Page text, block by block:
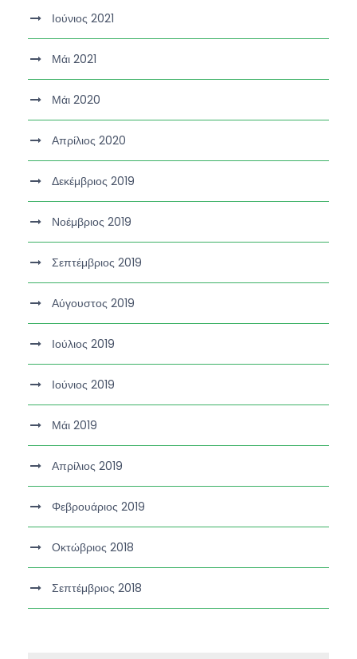
Ιούνιος 2021
Μάι 2021
Μάι 2020
Απρίλιος 2020
Δεκέμβριος 2019
Νοέμβριος 2019
Σεπτέμβριος 2019
Αύγουστος 2019
Ιούλιος 2019
Ιούνιος 2019
Μάι 2019
Απρίλιος 2019
Φεβρουάριος 2019
Οκτώβριος 2018
Σεπτέμβριος 2018